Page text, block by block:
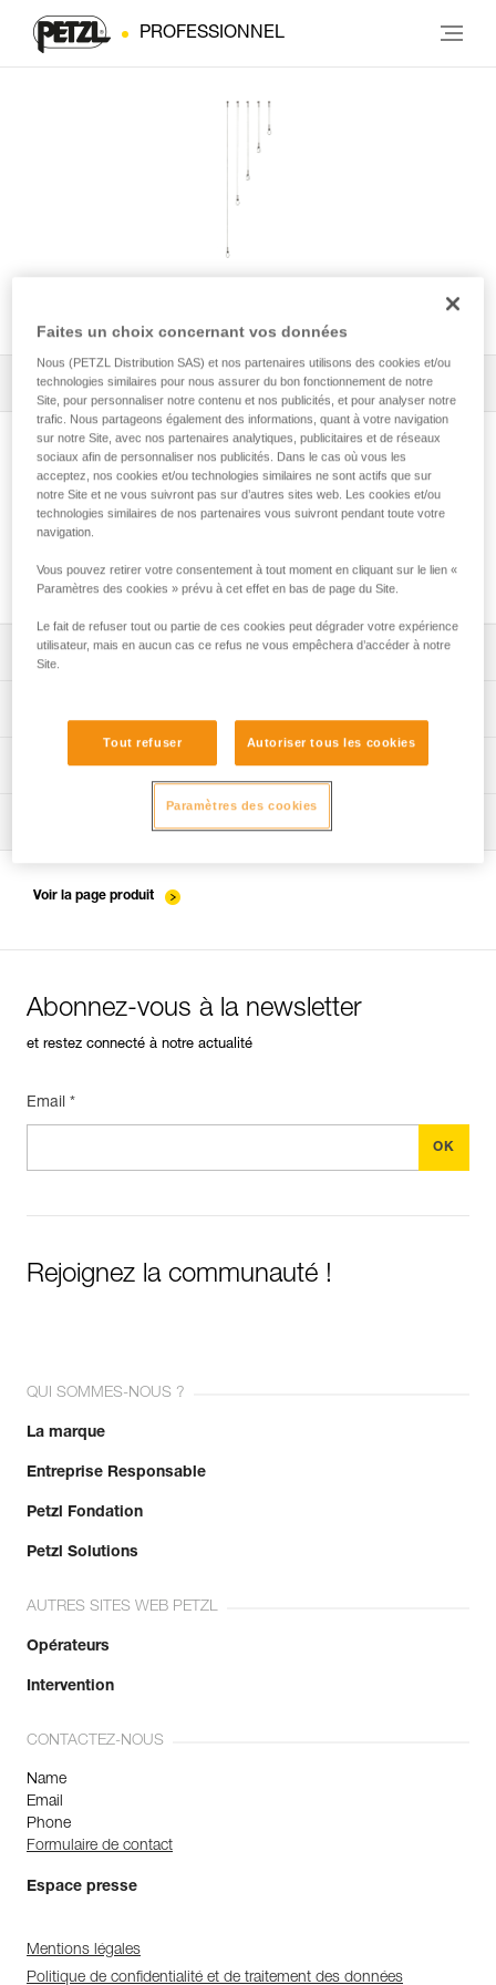
PROFESSIONNEL
Tous les conseils techniques 1 Filtrer
Installation des cordes
Télécharger la notice technique (PDF)
Procédure de vérification EPI
Fiche de suivi EPI
Voir la page produit
Abonnez-vous à la newsletter
et restez connecté à notre actualité
Email *
Rejoignez la communauté !
QUI SOMMES-NOUS ?
La marque
Entreprise Responsable
Petzl Fondation
Petzl Solutions
AUTRES SITES WEB PETZL
Opérateurs
Intervention
CONTACTEZ-NOUS
Name
Email
Phone
Formulaire de contact
Espace presse
Mentions légales
Politique de confidentialité et de traitement des données
Faites un choix concernant vos données
Nous (PETZL Distribution SAS) et nos partenaires utilisons des cookies et/ou
technologies similaires pour nous assurer du bon fonctionnement de notre
Site, pour personnaliser notre contenu et nos publicités, et pour analyser notre
trafic. Nous partageons également des informations, quant à votre navigation
sur notre Site, avec nos partenaires analytiques, publicitaires et de réseaux
sociaux afin de personnaliser nos publicités. Dans le cas où vous les
acceptez, nos cookies et/ou technologies similaires ne sont actifs que sur
notre Site et ne vous suivront pas sur d’autres sites web. Les cookies et/ou
technologies similaires de nos partenaires vous suivront pendant toute votre
navigation.
Vous pouvez retirer votre consentement à tout moment en cliquant sur le lien «
Paramètres des cookies » prévu à cet effet en bas de page du Site.
Le fait de refuser tout ou partie de ces cookies peut dégrader votre expérience
utilisateur, mais en aucun cas ce refus ne vous empêchera d’accéder à notre
Site.
Tout refuser Autoriser tous les cookies
Paramètres des cookies